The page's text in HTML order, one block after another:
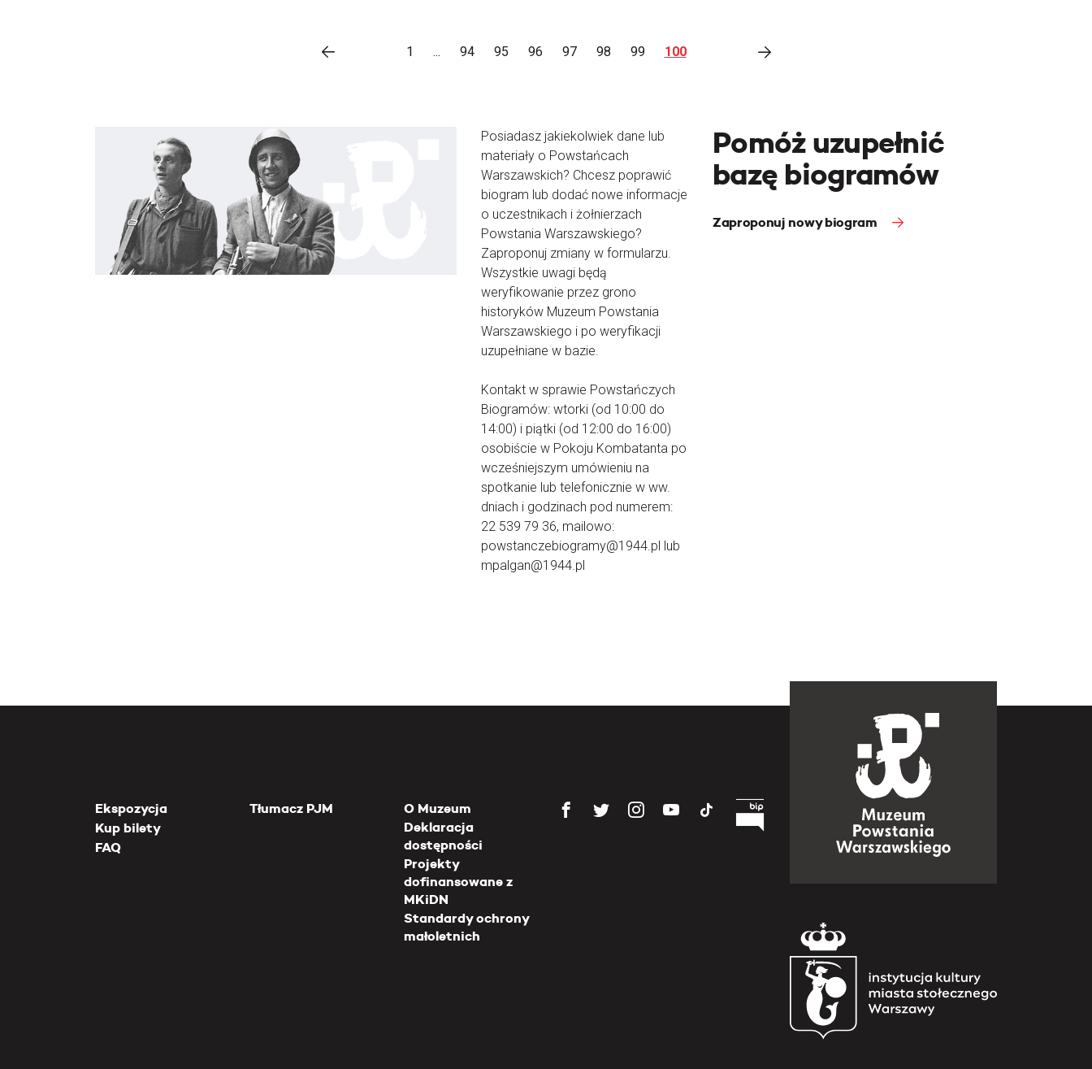
1 ... 94 95 96 97 98 99 100
Posiadasz jakiekolwiek dane lub
materiały o Powstańcach
Warszawskich? Chcesz poprawić
biogram lub dodać nowe informacje
o uczestnikach i żołnierzach
Powstania Warszawskiego?
Zaproponuj zmiany w formularzu.
Wszystkie uwagi będą
weryfikowanie przez grono
historyków Muzeum Powstania
Warszawskiego i po weryfikacji
uzupełniane w bazie.
Kontakt w sprawie Powstańczych
Biogramów: wtorki (od 10:00 do
14:00) i piątki (od 12:00 do 16:00)
osobiście w Pokoju Kombatanta po
wcześniejszym umówieniu na
spotkanie lub telefonicznie w ww.
dniach i godzinach pod numerem:
22 539 79 36, mailowo:
powstanczebiogramy@1944.pl lub
mpalgan@1944.pl
Pomóż uzupełnić
bazę biogramów
Zaproponuj nowy biogram
Ekspozycja
Kup bilety
FAQ
Tłumacz PJM
O Muzeum
Deklaracja
dostępności
Projekty
dofinansowane z
MKiDN
Standardy ochrony
małoletnich